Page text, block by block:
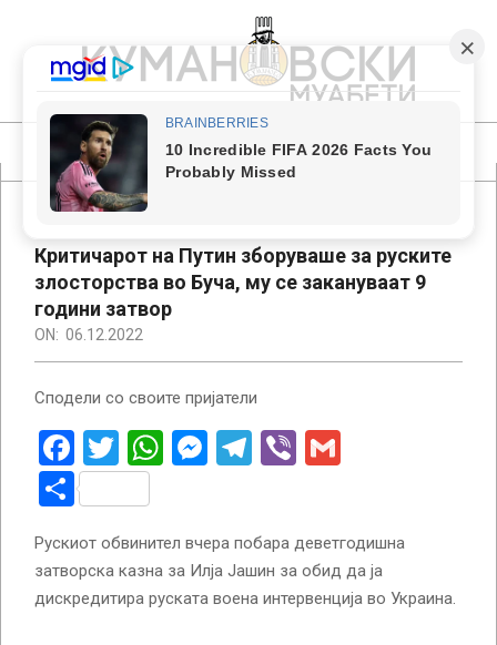
content
КУМАНОВСКИ
МУАБЕТИ
Primary
Navigation
Критичарот на Путин зборуваше за руските
злосторства во Буча, му се закануваат 9
години затвор
ON: 06.12.2022
Сподели со своите пријатели
Facebook
Twitter
WhatsApp
Messenger
Telegram
Viber
Share
Рускиот обвинител вчера побара деветгодишна
затворска казна за Илја Јашин за обид да ја
дискредитира руската воена интервенција во Украина.